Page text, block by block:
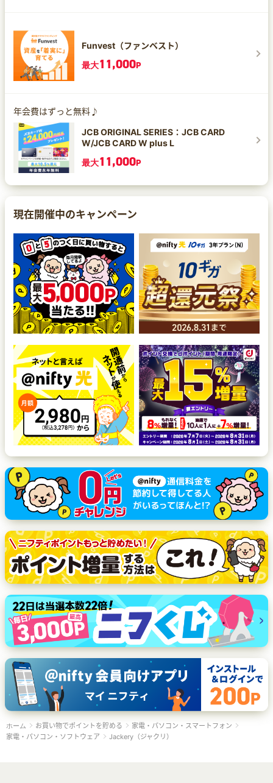
Funvest（ファンベスト）
最大11,000P
年会費はずっと無料♪
JCB ORIGINAL SERIES：JCB CARD
W/JCB CARD W plus L
最大11,000P
現在開催中のキャンペーン
ホーム お買い物でポイントを貯める
家電・パソコン・スマートフォン
家電・パソコン・ソフトウェア
Jackery（ジャクリ）